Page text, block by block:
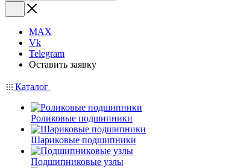
MAX
Vk
Telegram
Оставить заявку
Каталог
Роликовые подшипники
Шариковые подшипники
Подшипниковые узлы